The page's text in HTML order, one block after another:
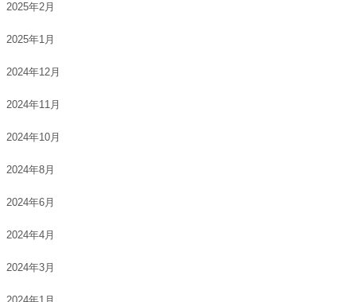
2025年2月
2025年1月
2024年12月
2024年11月
2024年10月
2024年8月
2024年6月
2024年4月
2024年3月